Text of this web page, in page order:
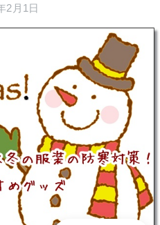
2月1日